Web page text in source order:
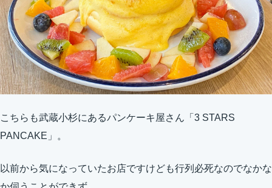
こちらも武蔵小杉にあるパンケーキ屋さん「3 STARS
PANCAKE」。
以前から気になっていたお店ですけども行列必死なのでなかな